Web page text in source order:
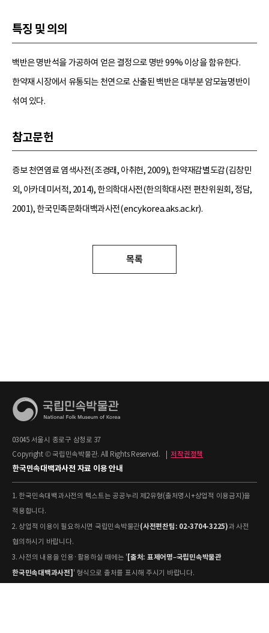
특징 및 의의
백반은 명반석을 가공하여 얻은 결정으로 명반 99% 이상을 함유한다.
한약재 시장에서 유통되는 천연으로 산출된 백반은 대부분 암모늄명반이
섞여 있다.
참고문헌
증보 천연염료 염색사전(조경래, 아취헌, 2009), 한약재감별도감(김창민
외, 아카데미서적, 2014), 한의학대사전(한의학대사전 편찬위원회, 정담,
2001), 한국민족문화대백과사전(encykorea.aks.ac.kr).
목록
03045 서울시 종로구 삼청로 37
Copyright © 국립민속박물관. All Rights Reserved.
저작권정책
한국민속대백과사전 자료 이용 안내
1. 한국민속대백과사전의 텍스트는 공공누리 제2유형(출처명시+상업적 이용금지)을
적용합니다.
2. 상업적 이용이 필요하시면 국립민속박물관(사전편찬팀: 02-3704-3225)과 사전
협의하시기 바랍니다.
3. 사전의 내용을 인용·활용하실 때에는 ' [출처: 표제어명–국립민속박물관
한국민속대백과사전] ' 형식으로 출처를 표시해 주시기 바랍니다.